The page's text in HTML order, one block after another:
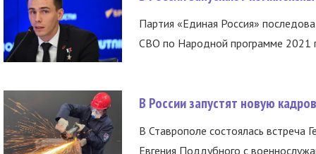
Партия «Единая Россия»
СВО по Народной программе 2021
В России запустят новую
В Ставрополе состоялась встреча
Евгения Поддубного с